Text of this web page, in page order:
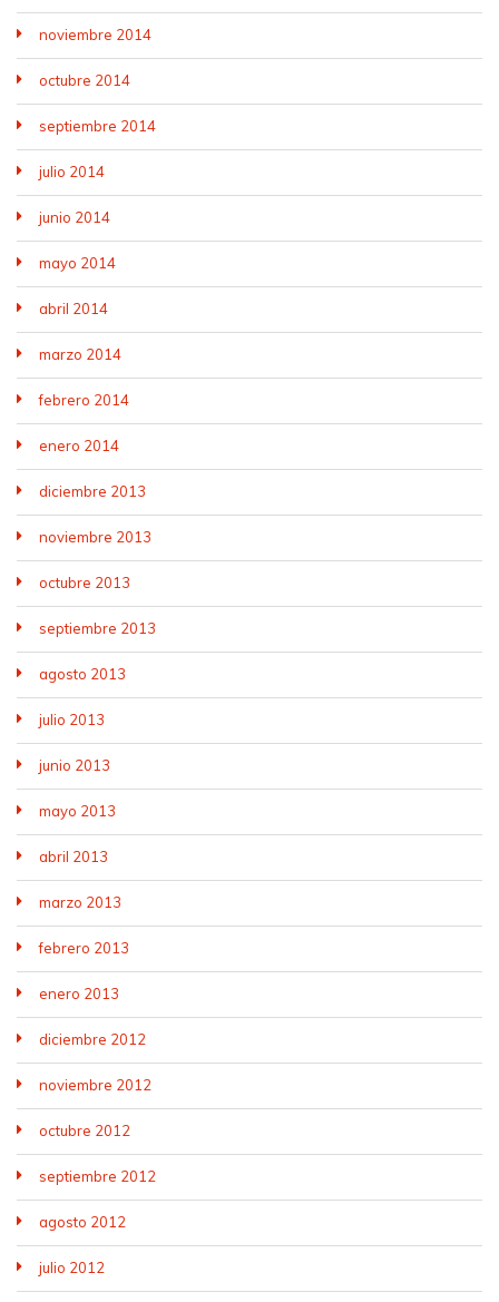
noviembre 2014
octubre 2014
septiembre 2014
julio 2014
junio 2014
mayo 2014
abril 2014
marzo 2014
febrero 2014
enero 2014
diciembre 2013
noviembre 2013
octubre 2013
septiembre 2013
agosto 2013
julio 2013
junio 2013
mayo 2013
abril 2013
marzo 2013
febrero 2013
enero 2013
diciembre 2012
noviembre 2012
octubre 2012
septiembre 2012
agosto 2012
julio 2012